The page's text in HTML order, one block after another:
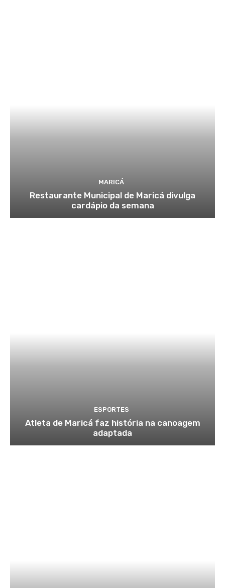
MARICÁ
Restaurante Municipal de Maricá divulga
cardápio da semana
ESPORTES
Atleta de Maricá faz história na canoagem
adaptada